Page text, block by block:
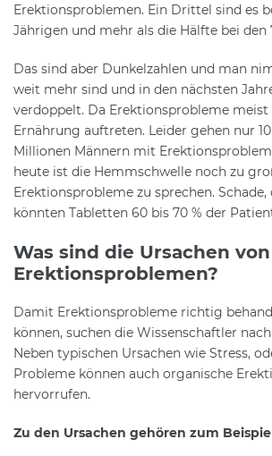
Erektionsproblemen. Ein Drittel sind es
Jährigen und mehr als die Hälfte bei den
Das sind aber Dunkelzahlen und man
weit mehr sind und in den nächsten
verdoppelt. Da Erektionsprobleme meist
Ernährung auftreten. Leider gehen nur 10
Millionen Männern mit
heute ist die Hemmschwelle noch zu
Erektionsprobleme zu sprechen.
könnten Tabletten 60 bis 70 % der
Was sind die Ursachen von
Erektionsproblemen?
Damit Erektionsprobleme richtig
können, suchen die Wissenschaftler
Neben typischen Ursachen wie Stress,
Probleme können auch organische
hervorrufen.
Zu den Ursachen gehören zum